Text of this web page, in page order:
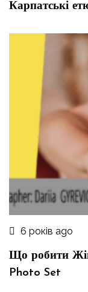
Карпатські
6 років ago
Що робити
Photo Set